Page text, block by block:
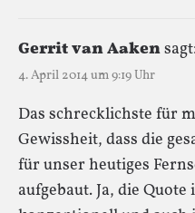
Gerrit van Aakensagt:
4. April 2014 um 9:19 Uhr
Das schrecklichste für
Gewissheit, dass die
für unser heutiges
aufgebaut. Ja, die